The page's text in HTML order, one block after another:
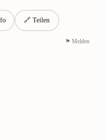
🔗 Teilen
⚑ Melden